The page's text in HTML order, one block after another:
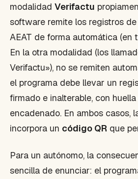
modalidad Verifactu
software remite los registros
AEAT de forma automática (en
En la otra modalidad (los
Verifactu»), no se remiten
el programa debe llevar un
firmado e inalterable, con
encadenado. En ambos casos,
incorpora un código QR que
Para un autónomo, la
sencilla de enunciar: el